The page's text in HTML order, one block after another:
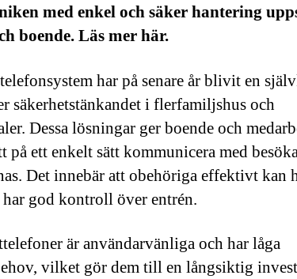
med enkel och säker hantering
boende. Läs mer här.
har på senare år blivit en
säkerhetstänkandet i flerfamiljshus och
Dessa lösningar ger boende och
på ett enkelt sätt kommunicera med
Det innebär att obehöriga effektivt kan
god kontroll över entrén.
är användarvänliga och har låga
vilket gör dem till en långsiktig